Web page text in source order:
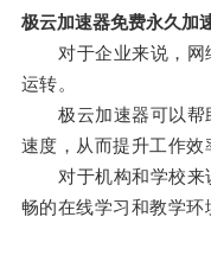
极云加速器免费永久加
对于企业来说，网
运转。
极云加速器可以帮
速度，从而提升工作效
对于机构和学校来
畅的在线学习和教学环